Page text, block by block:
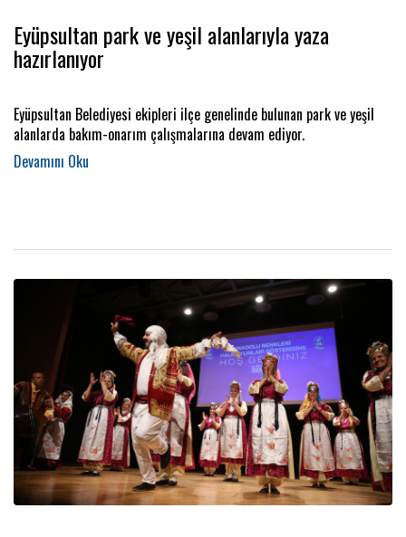
Eyüpsultan park ve yeşil alanlarıyla yaza
hazırlanıyor
Eyüpsultan Belediyesi ekipleri ilçe genelinde bulunan park ve yeşil
alanlarda bakım-onarım çalışmalarına devam ediyor.